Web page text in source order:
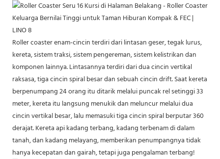
Roller coaster enam-cincin terdiri dari lintasan geser, tegak lurus,
kereta, sistem traksi, sistem pengereman, sistem kelistrikan dan
komponen lainnya. Lintasannya terdiri dari dua cincin vertikal
raksasa, tiga cincin spiral besar dan sebuah cincin drift. Saat kereta
berpenumpang 24 orang itu ditarik melalui puncak rel setinggi 33
meter, kereta itu langsung menukik dan meluncur melalui dua
cincin vertikal besar, lalu memasuki tiga cincin spiral berputar 360
derajat. Kereta api kadang terbang, kadang terbenam di dalam
tanah, dan kadang melayang, memberikan penumpangnya tidak
hanya kecepatan dan gairah, tetapi juga pengalaman terbang!